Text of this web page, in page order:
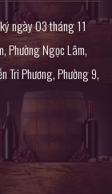
ngày 03 tháng 11
Phường Ngọc Lâm,
Tri Phương, Phường 9,